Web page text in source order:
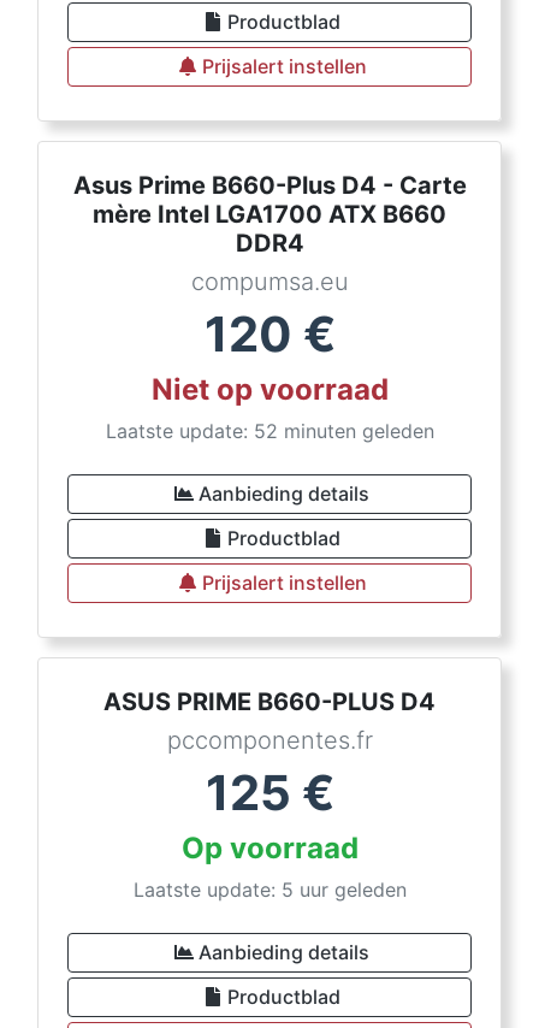
Productblad
Prijsalert instellen
Asus Prime B660-Plus D4 - Carte
mère Intel LGA1700 ATX B660
DDR4
compumsa.eu
120 €
Niet op voorraad
Laatste update: 52 minuten geleden
Aanbieding details
Productblad
Prijsalert instellen
ASUS PRIME B660-PLUS D4
pccomponentes.fr
125 €
Op voorraad
Laatste update: 5 uur geleden
Aanbieding details
Productblad